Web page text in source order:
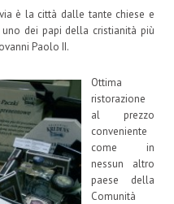
è la città dalle tante chiese e
dei papi della cristianità più
Paolo II.
Ottima
ristorazione
al prezzo
conveniente
come in
nessun altro
paese della
Comunità